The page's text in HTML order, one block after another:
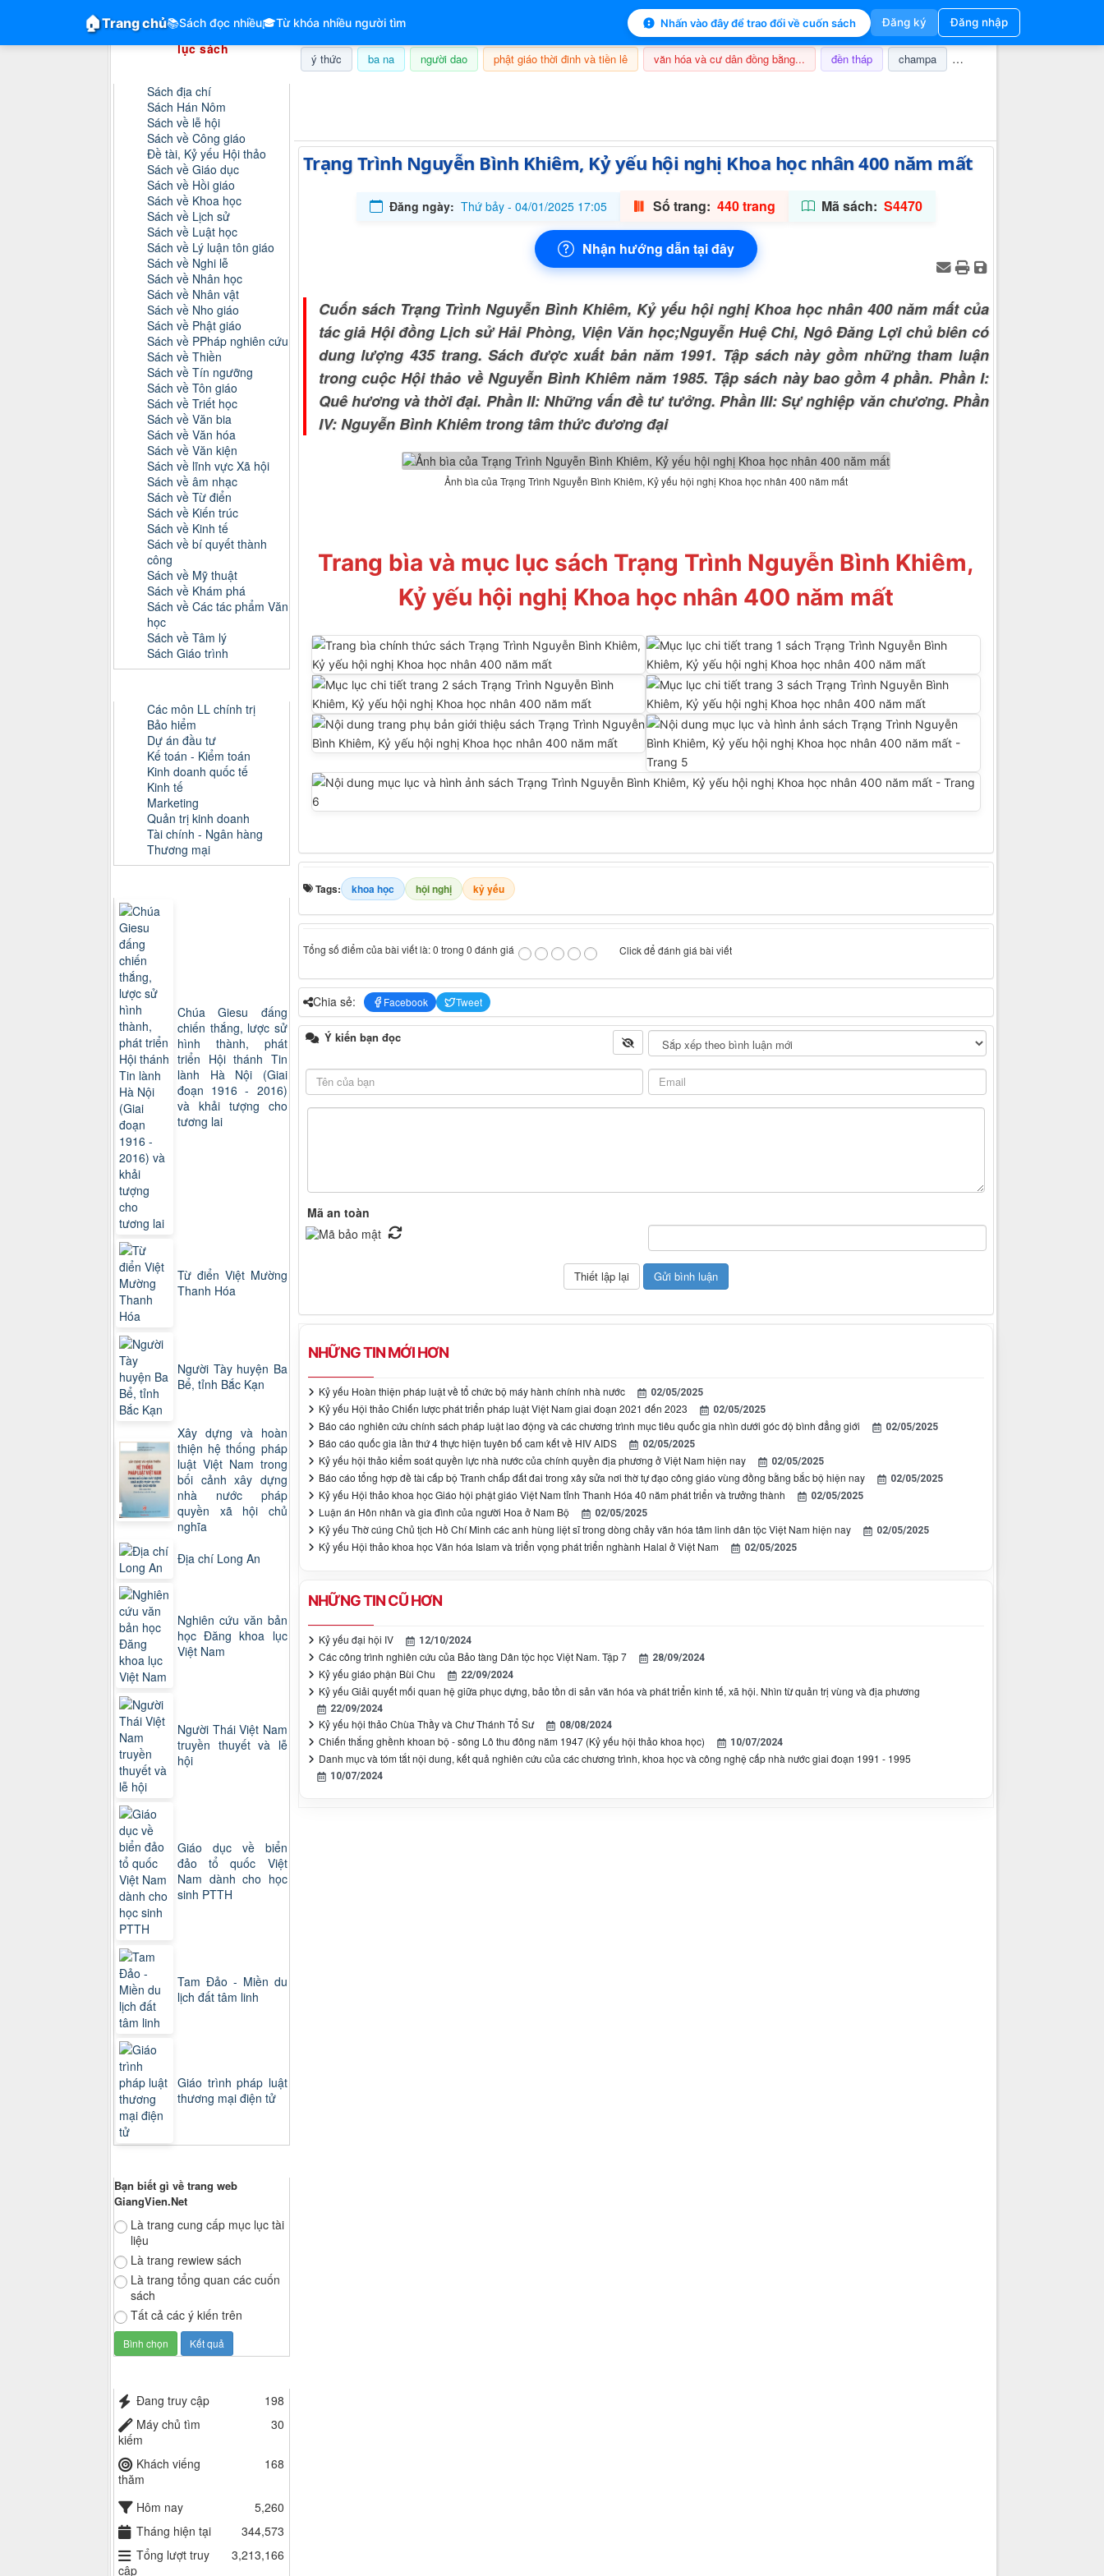
🏠Trang chủ📚Sách đọc nhiều🎓Từ khóa nhiều người tìm Nhấn vào đây để trao đổi về cuốn sách Đăng ký Đăng nhập
ý thức ba na người dao phật giáo thời đinh và tiền lê văn hóa và cư dân đồng bằng... đền tháp champa nghi lễ
Trạng Trình Nguyễn Bình Khiêm, Kỷ yếu hội nghị Khoa học nhân 400 năm mất
Đăng ngày: Thứ bảy - 04/01/2025 17:05 Số trang: 440 trang Mã sách: S4470
Nhận hướng dẫn tại đây
Cuốn sách Trạng Trình Nguyễn Bình Khiêm, Kỷ yếu hội nghị Khoa học nhân 400 năm mất của
tác giả Hội đồng Lịch sử Hải Phòng, Viện Văn học;Nguyễn Huệ Chi, Ngô Đăng Lợi chủ biên có
dung lượng 435 trang. Sách được xuất bản năm 1991. Tập sách này gồm những tham luận
trong cuộc Hội thảo về Nguyễn Bình Khiêm năm 1985. Tập sách này bao gồm 4 phần. Phần I:
Quê hương và thời đại. Phần II: Những vấn đề tư tưởng. Phần III: Sự nghiệp văn chương. Phần
IV: Nguyễn Bình Khiêm trong tâm thức đương đại
Ảnh bìa của Trạng Trình Nguyễn Bình Khiêm, Kỷ yếu hội nghị Khoa học nhân 400 năm mất
Trang bìa và mục lục sách Trạng Trình Nguyễn Bình Khiêm,
Kỷ yếu hội nghị Khoa học nhân 400 năm mất
Tags: khoa học hội nghị kỷ yếu
Tổng số điểm của bài viết là: 0 trong 0 đánh giá Click để đánh giá bài viết
Chia sẻ: Facebook Tweet
Ý kiến bạn đọc
Mã an toàn
NHỮNG TIN MỚI HƠN
Kỷ yếu Hoàn thiện pháp luật về tổ chức bộ máy hành chính nhà nước 02/05/2025
Kỷ yếu Hội thảo Chiến lược phát triển pháp luật Việt Nam giai đoạn 2021 đến 2023 02/05/2025
Báo cáo nghiên cứu chính sách pháp luật lao động và các chương trình mục tiêu quốc gia nhìn dưới góc độ bình đẳng giới 02/05/2025
Báo cáo quốc gia lần thứ 4 thực hiện tuyên bố cam kết về HIV AIDS 02/05/2025
Kỷ yếu hội thảo kiểm soát quyền lực nhà nước của chính quyền địa phương ở Việt Nam hiện nay 02/05/2025
Báo cáo tổng hợp đề tài cấp bộ Tranh chấp đất đai trong xây sửa nơi thờ tự đạo công giáo vùng đồng bằng bắc bộ hiện nay 02/05/2025
Kỷ yếu Hội thảo khoa học Giáo hội phật giáo Việt Nam tỉnh Thanh Hóa 40 năm phát triển và trưởng thành 02/05/2025
Luận án Hôn nhân và gia đình của người Hoa ở Nam Bộ 02/05/2025
Kỷ yếu Thờ cúng Chủ tịch Hồ Chí Minh các anh hùng liệt sĩ trong dòng chảy văn hóa tâm linh dân tộc Việt Nam hiện nay 02/05/2025
Kỷ yếu Hội thảo khoa học Văn hóa Islam và triển vọng phát triển nghành Halal ở Việt Nam 02/05/2025
NHỮNG TIN CŨ HƠN
Kỷ yếu đại hội IV 12/10/2024
Các công trình nghiên cứu của Bảo tàng Dân tộc học Việt Nam. Tập 7 28/09/2024
Kỷ yếu giáo phận Bùi Chu 22/09/2024
Kỷ yếu Giải quyết mối quan hệ giữa phục dựng, bảo tồn di sản văn hóa và phát triển kinh tế, xã hội. Nhìn từ quản trị vùng và địa phương
22/09/2024
Kỷ yếu hội thảo Chùa Thầy và Chư Thánh Tổ Sư 08/08/2024
Chiến thắng ghềnh khoan bộ - sông Lô thu đông năm 1947 (Kỷ yếu hội thảo khoa học) 10/07/2024
Danh mục và tóm tắt nội dung, kết quả nghiên cứu của các chương trình, khoa học và công nghệ cấp nhà nước giai đoạn 1991 - 1995
10/07/2024
Hệ thống hóa tài liệu & mục
lục sách
Sách địa chí
Sách Hán Nôm
Sách về lễ hội
Sách về Công giáo
Đề tài, Kỷ yếu Hội thảo
Sách về Giáo dục
Sách về Hồi giáo
Sách về Khoa học
Sách về Lịch sử
Sách về Luật học
Sách về Lý luận tôn giáo
Sách về Nghi lễ
Sách về Nhân học
Sách về Nhân vật
Sách về Nho giáo
Sách về Phật giáo
Sách về PPháp nghiên cứu
Sách về Thiền
Sách về Tín ngưỡng
Sách về Tôn giáo
Sách về Triết học
Sách về Văn bia
Sách về Văn hóa
Sách về Văn kiện
Sách về lĩnh vực Xã hội
Sách về âm nhạc
Sách về Từ điển
Sách về Kiến trúc
Sách về Kinh tế
Sách về bí quyết thành
công
Sách về Mỹ thuật
Sách về Khám phá
Sách về Các tác phẩm Văn
học
Sách về Tâm lý
Sách Giáo trình
Các môn LL chính trị
Bảo hiểm
Dự án đầu tư
Kế toán - Kiểm toán
Kinh doanh quốc tế
Kinh tế
Marketing
Quản trị kinh doanh
Tài chính - Ngân hàng
Thương mại
Chúa Giesu đấng
chiến thắng, lược sử
hình thành, phát
triển Hội thánh Tin
lành Hà Nội (Giai
đoạn 1916 - 2016)
và khải tượng cho
tương lai
Từ điển Việt Mường
Thanh Hóa
Người Tày huyện Ba
Bể, tỉnh Bắc Kạn
Xây dựng và hoàn
thiện hệ thống pháp
luật Việt Nam trong
bối cảnh xây dựng
nhà nước pháp
quyền xã hội chủ
nghĩa
Địa chí Long An
Nghiên cứu văn bản
học Đăng khoa lục
Việt Nam
Người Thái Việt Nam
truyền thuyết và lễ
hội
Giáo dục về biển
đảo tổ quốc Việt
Nam dành cho học
sinh PTTH
Tam Đảo - Miền du
lịch đất tâm linh
Giáo trình pháp luật
thương mại điện tử
Bạn biết gì về trang web
GiangVien.Net
Là trang cung cấp mục lục tài
liệu
Là trang rewiew sách
Là trang tổng quan các cuốn
sách
Tất cả các ý kiến trên
Đang truy cập
198
Máy chủ tìm
kiếm
30
Khách viếng
thăm
168
Hôm nay
5,260
Tháng hiện tại
344,573
Tổng lượt truy
cập
3,213,166